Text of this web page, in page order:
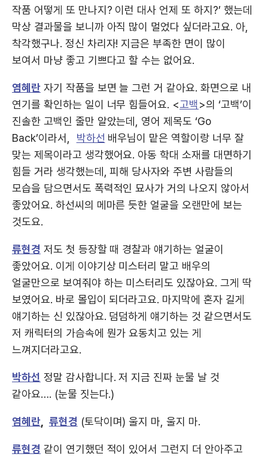
작품 어떻게 또 만나지? 이런 대사 언제 또 하지?’ 했는데
막상 결과물을 보니까 아직 많이 멀었다 싶더라고요. 아,
착각했구나. 정신 차리자! 지금은 부족한 면이 많이
보여서 마냥 좋고 기쁘다고 할 수는 없어요.
염혜란자기 작품을 보면 늘 그런 거 같아요. 화면으로 내
연기를 확인하는 일이 너무 힘들어요. <고백>의 ‘고백’이
진솔한 고백인 줄만 알았는데, 영어 제목도 ‘Go
Back’이라서,
박하선 배우님이 맡은 역할이랑 너무 잘
맞는 제목이라고 생각했어요. 아동 학대 소재를 대면하기
힘들 거라 생각했는데, 피해 당사자와 주변 사람들의
모습을 담으면서도 폭력적인 묘사가 거의 나오지 않아서
좋았어요. 하선씨의 메마른 듯한 얼굴을 오랜만에 보는
것도요.
류현경 저도 첫 등장할 때 경찰과 얘기하는 얼굴이
좋았어요. 이게 이야기상 미스터리 말고 배우의
얼굴만으로 보여줘야 하는 미스터리도 있잖아요. 그게 딱
보였어요. 바로 몰입이 되더라고요. 마지막에 혼자 길게
얘기하는 신 있잖아요. 덤덤하게 얘기하는 것 같으면서도
저 캐릭터의 가슴속에 뭔가 요동치고 있는 게
느껴지더라고요.
박하선 정말 감사합니다. 저 지금 진짜 눈물 날 것
같아요…. (눈물 짓는다.)
염혜란, 류현경 (토닥이며) 울지 마, 울지 마.
류현경 같이 연기했던 적이 있어서 그런지 더 안아주고